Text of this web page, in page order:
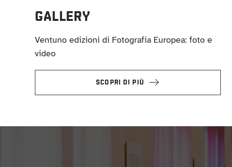
GALLERY
Ventuno edizioni di Fotografia Europea: foto e
video
SCOPRI DI PIÙ